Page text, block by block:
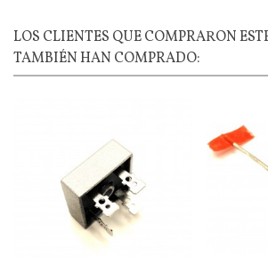
LOS CLIENTES QUE COMPRARON
TAMBIÉN HAN COMPRADO: